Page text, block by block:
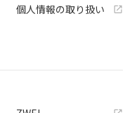
個人情報の取り扱い